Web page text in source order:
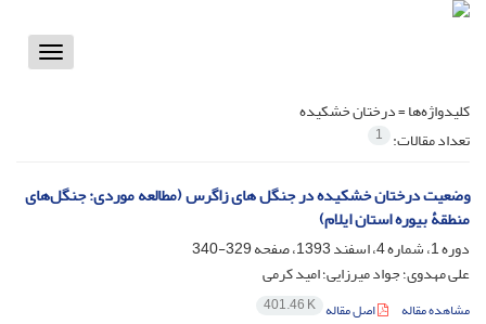
Toggle
کلیدواژه‌ها =درختان خشکیده
تعداد مقالات: 1
وضعیت درختان خشکیده در جنگل های زاگرس (مطالعه موردی: جنگل‌های
منطقۀ بیوره استان ایلام)
دوره 1، شماره 4، اسفند 1393، صفحه
329-340
علی مهدوی؛ جواد میرزایی؛ امید کرمی
مشاهده مقاله اصل مقاله 401.46 K